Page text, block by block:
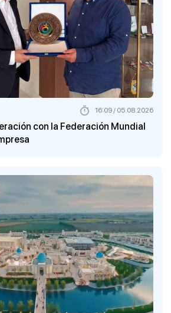
con la Federación Mundial
16:09 / 05.08.2026